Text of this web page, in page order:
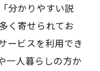
分かりやすい説
く寄せられてお
ービスを利用でき
一人暮らしの方か